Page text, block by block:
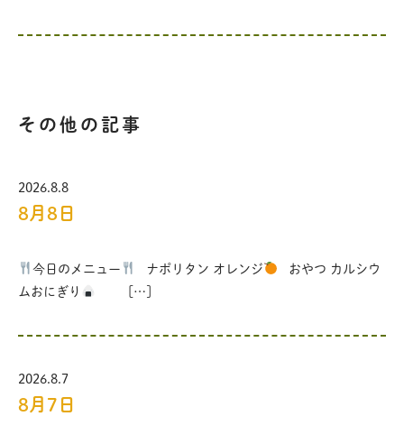
その他の記事
2026.8.8
8月8日
今日のメニュー ナポリタン オレンジ
おやつ カルシウ
ムおにぎり
[…]
2026.8.7
8月7日